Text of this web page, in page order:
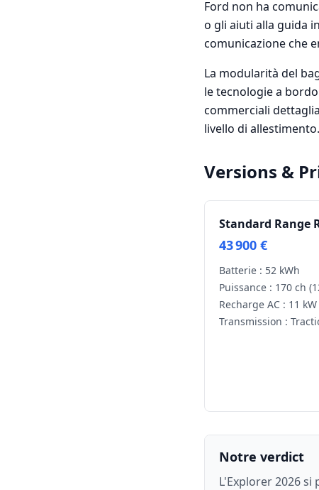
Ford non ha
o gli aiuti alla guida
comunicazione che
La modularità del
le tecnologie a
commerciali
livello di allestimento.
Versions &
Standard Range
43 900 €
Batterie : 52 kWh
Puissance : 170 ch
Recharge AC : 11 kW
Transmission :
Notre verdict
L'Explorer 2026